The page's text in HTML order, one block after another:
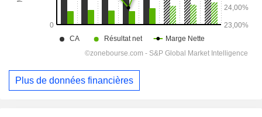
Plus de données financières